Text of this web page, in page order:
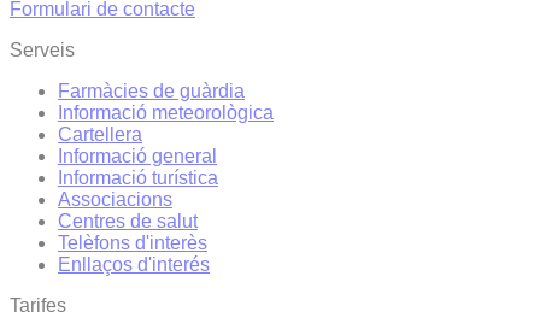
Formulari de contacte
Serveis
Farmàcies de guàrdia
Informació meteorològica
Cartellera
Informació general
Informació turística
Associacions
Centres de salut
Telèfons d'interès
Enllaços d'interés
Tarifes